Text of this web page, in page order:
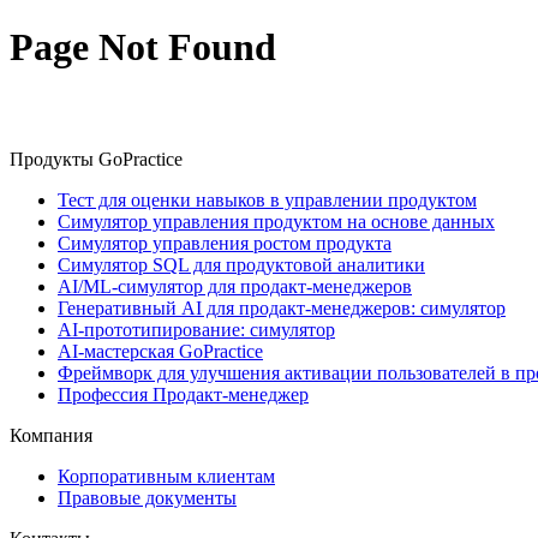
Page Not Found
Продукты GoPractice
Тест для оценки навыков в управлении продуктом
Симулятор управления продуктом на основе данных
Симулятор управления ростом продукта
Симулятор SQL для продуктовой аналитики
AI/ML-симулятор для продакт-менеджеров
Генеративный AI для продакт-менеджеров: симулятор
AI-прототипирование: симулятор
AI-мастерская GoPractice
Фреймворк для улучшения активации пользователей в
Профессия Продакт-менеджер
Компания
Корпоративным клиентам
Правовые документы